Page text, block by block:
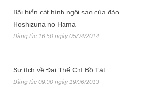
Bãi biển cát hình ngôi sao của đảo
Hoshizuna no Hama
Đăng lúc 16:50 ngày 05/04/2014
Sự tích về Đại Thế Chí Bồ Tát
Đăng lúc 09:00 ngày 19/06/2013